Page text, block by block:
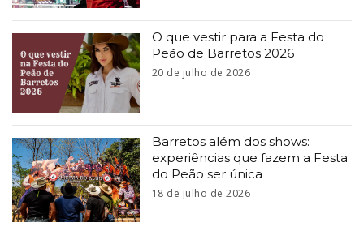
O que vestir para a Festa do
Peão de Barretos 2026
20 de julho de 2026
Barretos além dos shows:
experiências que fazem a Festa
do Peão ser única
18 de julho de 2026